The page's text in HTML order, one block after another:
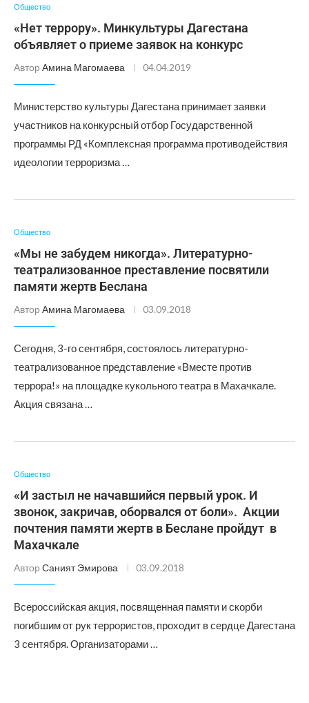
Общество
«Нет террору». Минкультуры Дагестана
объявляет о приеме заявок на конкурс
Автор Амина Магомаева 04.04.2019
Министерство культуры Дагестана принимает заявки
участников на конкурсный отбор Государственной
программы РД «Комплексная программа противодействия
идеологии терроризма …
Общество
«Мы не забудем никогда». Литературно-
театрализованное преставление посвятили
памяти жертв Беслана
Автор Амина Магомаева 03.09.2018
Сегодня, 3-го сентября, состоялось литературно-
театрализованное представление «Вместе против
террора!» на площадке кукольного театра в Махачкале.
Акция связана …
Общество
«И застыл не начавшийся первый урок. И
звонок, закричав, оборвался от боли». Акции
почтения памяти жертв в Беслане пройдут в
Махачкале
Автор Саният Эмирова 03.09.2018
Всероссийская акция, посвященная памяти и скорби
погибшим от рук террористов, проходит в сердце Дагестана
3 сентября. Организаторами …